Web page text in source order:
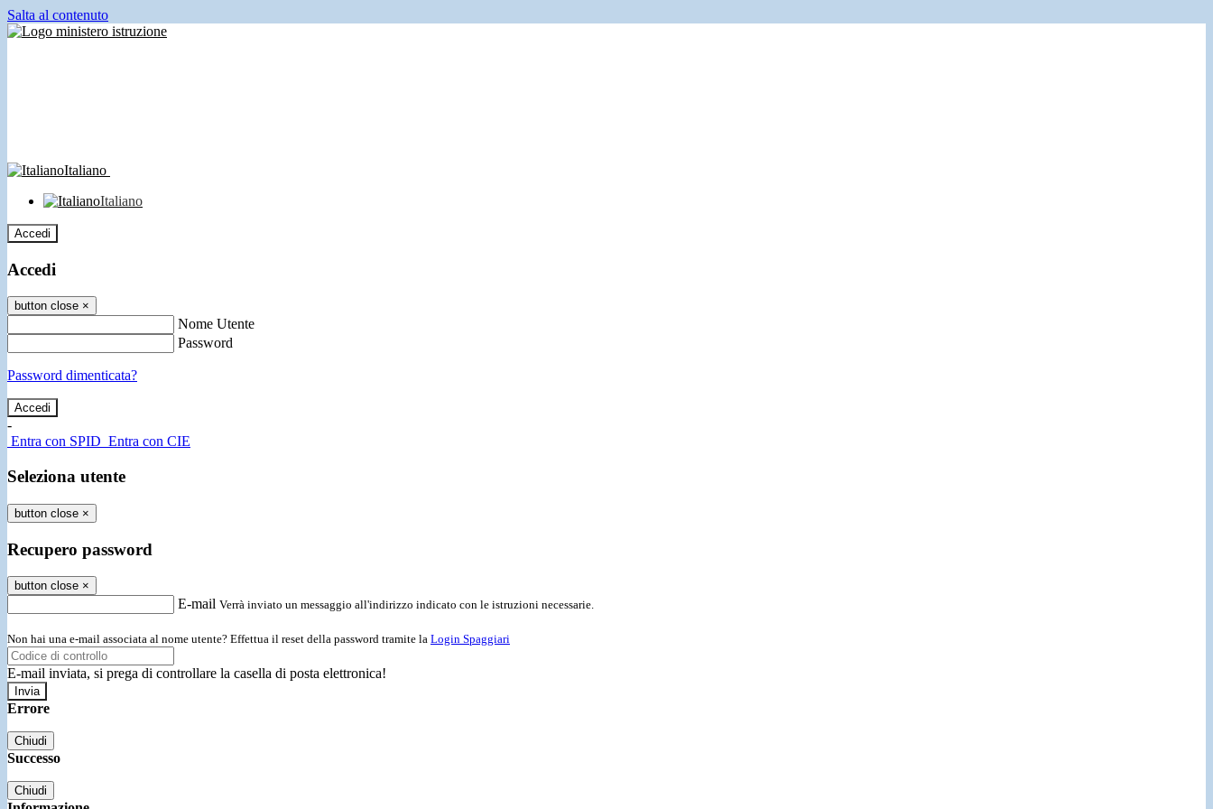
Salta al contenuto
Italiano
Italiano
Accedi
Accedi
button close ×
Nome Utente
Password
Password dimenticata?
-
Entra con SPID Entra con CIE
Seleziona utente
button close ×
Recupero password
button close ×
E-mail Verrà inviato un messaggio all'indirizzo indicato con le istruzioni necessarie.
Non hai una e-mail associata al nome utente? Effettua il reset della password tramite la Login Spaggiari
E-mail inviata, si prega di controllare la casella di posta elettronica!
Errore
Chiudi
Successo
Chiudi